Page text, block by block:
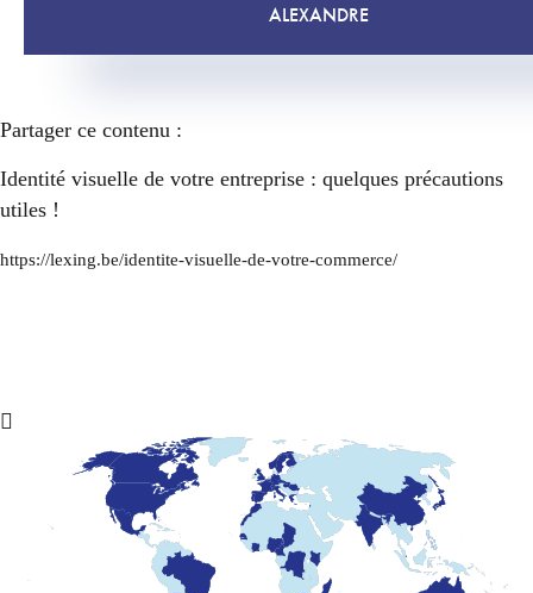
ALEXANDRE
Partager ce contenu :
Identité visuelle de votre entreprise : quelques précautions
utiles !
https://lexing.be/identite-visuelle-de-votre-commerce/